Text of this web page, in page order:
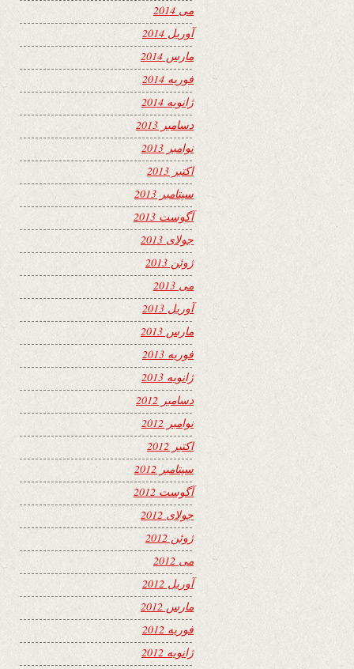
می 2014
آوریل 2014
مارس 2014
فوریه 2014
ژانویه 2014
دسامبر 2013
نوامبر 2013
اکتبر 2013
سپتامبر 2013
آگوست 2013
جولای 2013
ژوئن 2013
می 2013
آوریل 2013
مارس 2013
فوریه 2013
ژانویه 2013
دسامبر 2012
نوامبر 2012
اکتبر 2012
سپتامبر 2012
آگوست 2012
جولای 2012
ژوئن 2012
می 2012
آوریل 2012
مارس 2012
فوریه 2012
ژانویه 2012